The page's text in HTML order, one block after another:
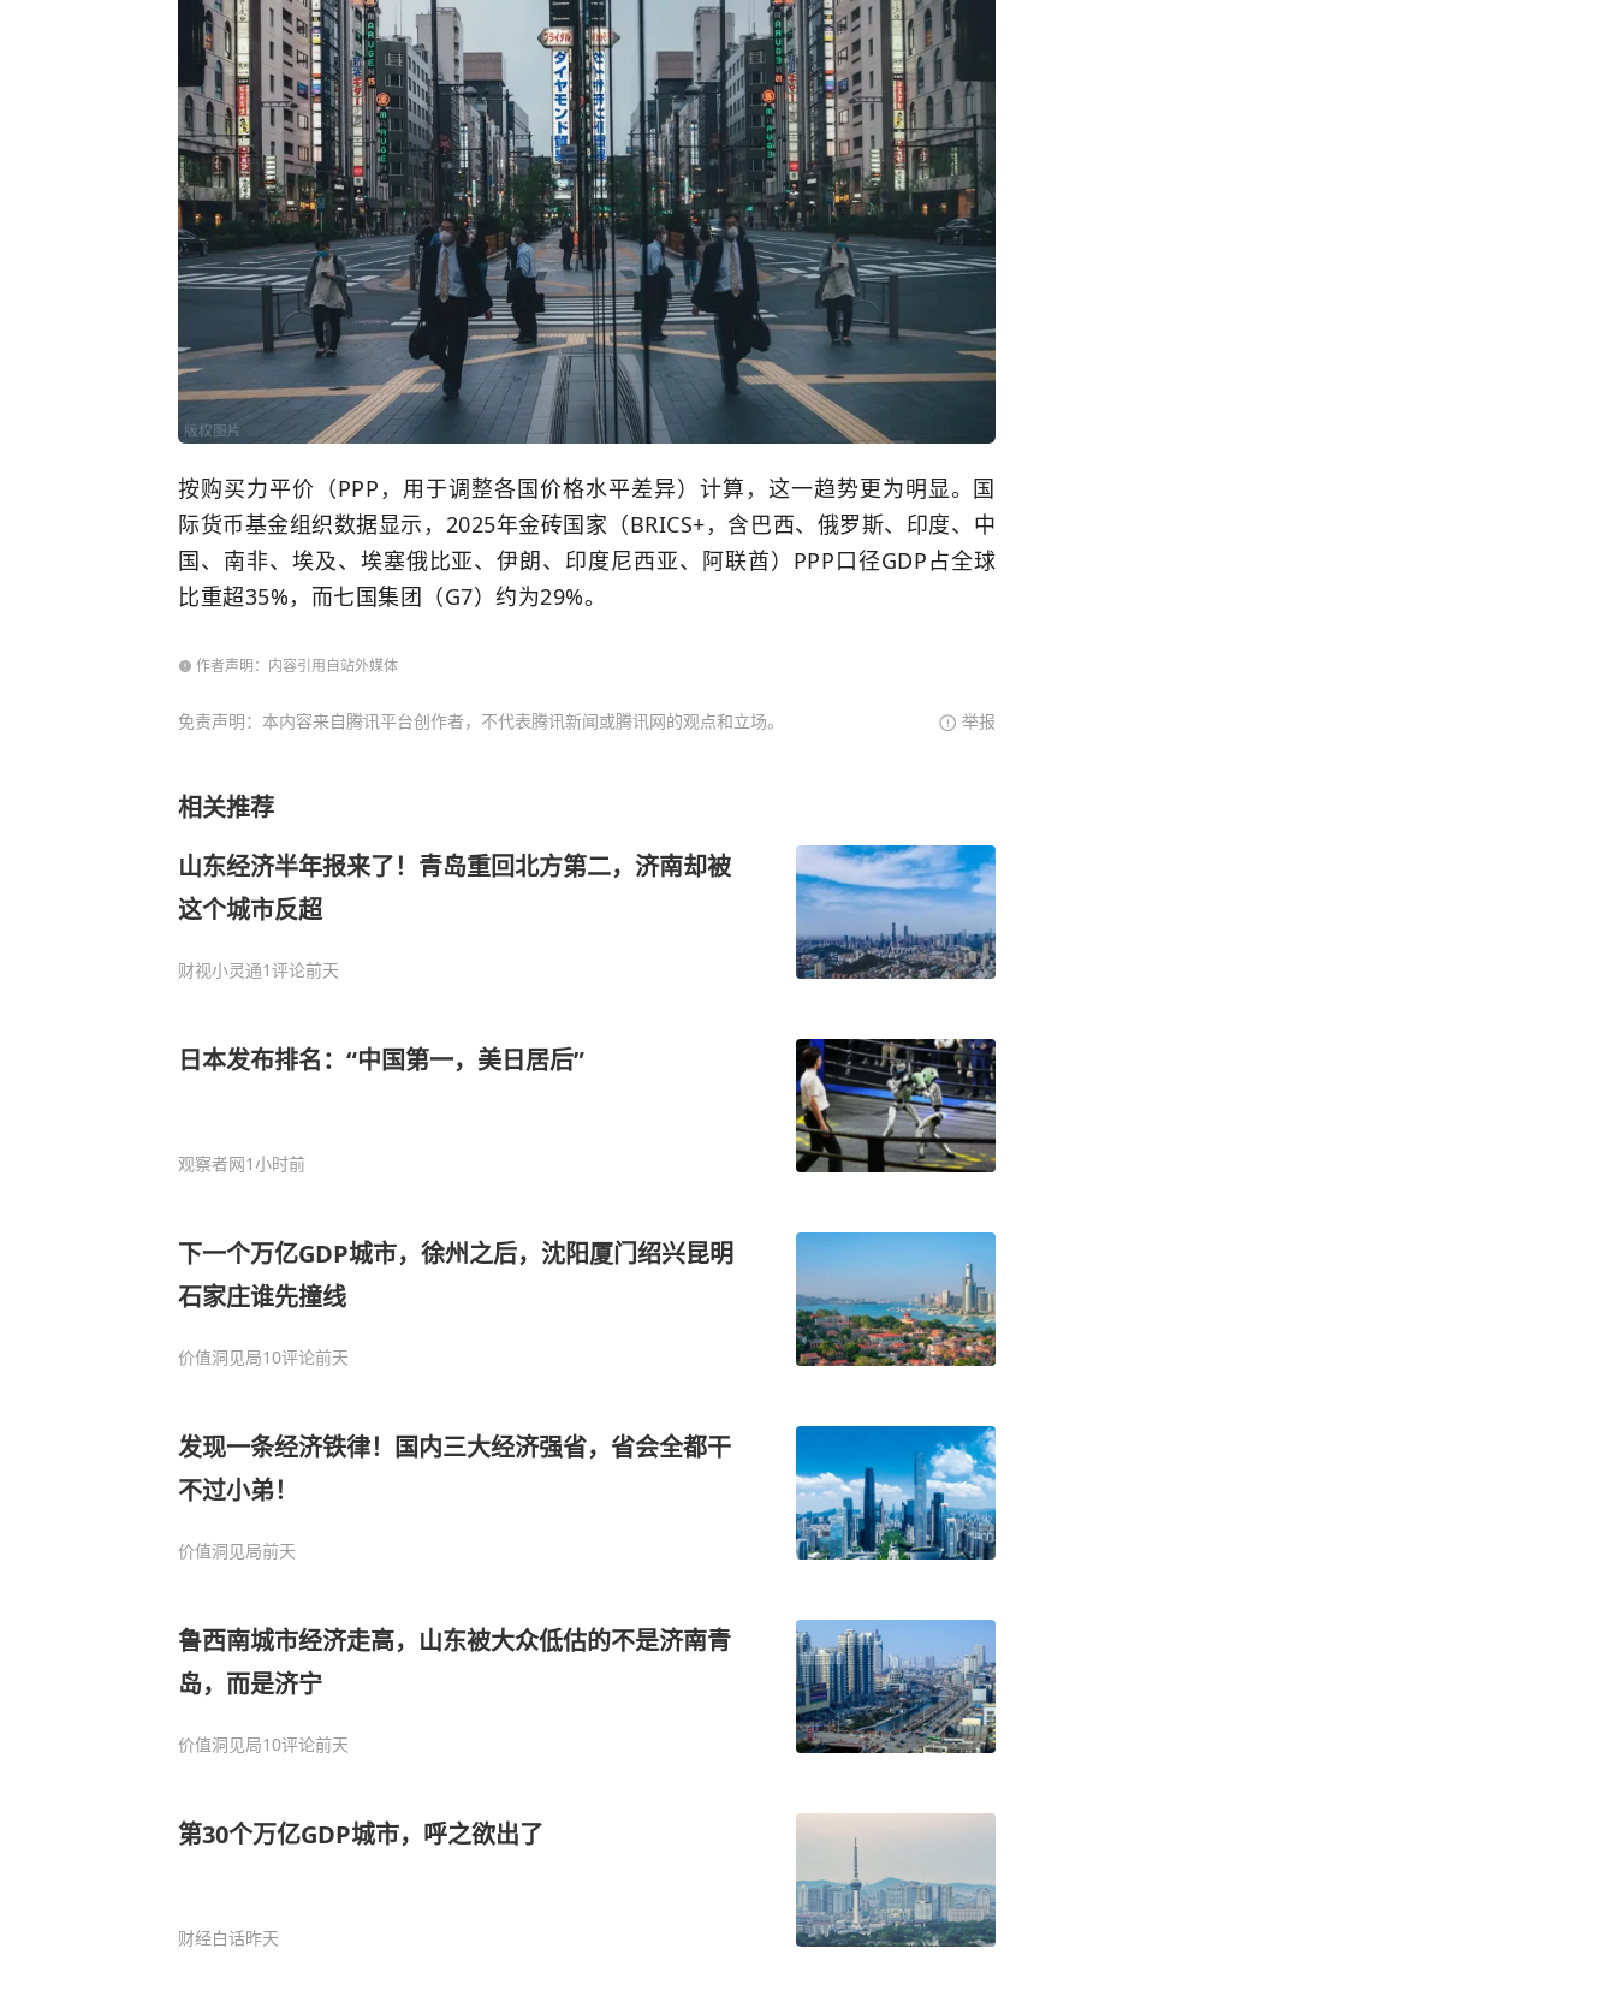
按购买力平价（PPP，用于调整各国价格水平差异）计算，这一趋势更为明显。国
际货币基金组织数据显示，2025年金砖国家（BRICS+，含巴西、俄罗斯、印度、中
国、南非、埃及、埃塞俄比亚、伊朗、印度尼西亚、阿联酋）PPP口径GDP占全球
比重超35%，而七国集团 （G7）约为29%。
作者声明：内容引用自站外媒体
免责声明：本内容来自腾讯平台创作者，不代表腾讯新闻或腾讯网的观点和立场。 举报
相关推荐
山东经济半年报来了！青岛重回北方第二，济南却被
这个城市反超
财视小灵通1评论前天
日本发布排名：“中国第一，美日居后”
观察者网1小时前
下一个万亿GDP城市，徐州之后，沈阳厦门绍兴昆明
石家庄谁先撞线
价值洞见局10评论前天
发现一条经济铁律！国内三大经济强省，省会全都干
不过小弟！
价值洞见局前天
鲁西南城市经济走高，山东被大众低估的不是济南青
岛，而是济宁
价值洞见局10评论前天
第30个万亿GDP城市，呼之欲出了
财经白话昨天